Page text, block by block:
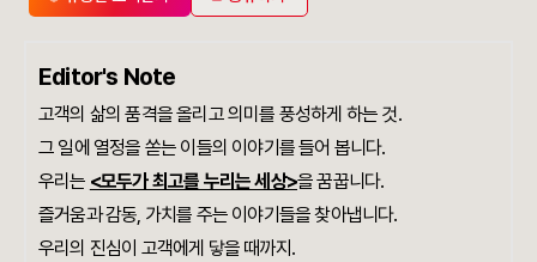
Editor's Note
고객의 삶의 품격을 올리고 의미를 풍성하게 하는 것.
그 일에 열정을 쏟는 이들의 이야기를 들어 봅니다.
우리는 <모두가 최고를 누리는 세상>을 꿈꿉니다.
즐거움과 감동, 가치를 주는 이야기들을 찾아냅니다.
우리의 진심이 고객에게 닿을 때까지.